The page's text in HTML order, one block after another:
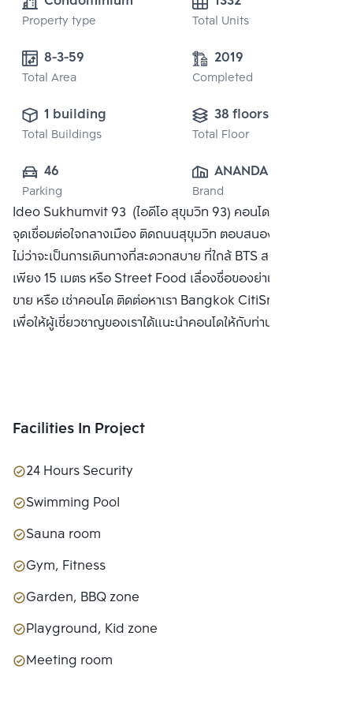
Property type Total Units
8-3-59
Total Area
2019
Completed
1 building
Total Buildings
38 floors
Total Floor
46
Parking
ANANDA
DEVELOPMENT
PUBLIC CO.,
LTD.
Brand
Ideo Sukhumvit 93 (ไอดีโอ สุขุมวิท 93) คอนโดใหม่ บนทำเล
จุดเชื่อมต่อใจกลางเมือง ติดถนนสุขุมวิท ตอบสนองชีวิตทุกด้าน
ไม่ว่าจะเป็นการเดินทางที่สะดวกสบาย ที่ใกล้ BTS สถานีบางจาก
เพียง 15 เมตร หรือ Street Food เลื่องชื่อของย่านบางจาก ซื้อ
ขาย หรือ เช่าคอนโด ติดต่อหาเรา Bangkok CitiSmart ได้ทันที
เพื่อให้ผู้เชี่ยวชาญของเราได้แนะนำคอนโดให้กับท่าน
Facilities In Project
24 Hours Security
Swimming Pool
Sauna room
Gym, Fitness
Garden, BBQ zone
Playground, Kid zone
Meeting room